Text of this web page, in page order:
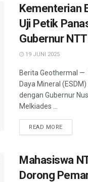
Kementerian
Uji Petik
Gubernur
19 JUNI 2025
Berita Geothermal —
Daya Mineral
dengan Gubernur
Melkiades ...
READ MORE
Mahasiswa
Dorong